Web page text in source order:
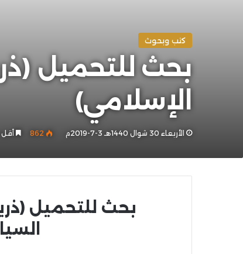
كتب وبحوث
بحث للتحميل
الإسلامي)
الأربعاء 30 شوال 1440هـ 3-7-2019م 862
بحث للتحميل